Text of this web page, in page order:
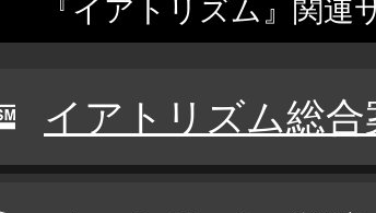
『イアトリズム』関連
イアトリズム総合